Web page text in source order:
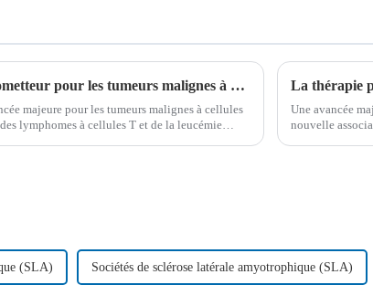
Thérapie CAR-T : un avenir prometteur pour les tumeurs malignes à cellules T
majeure pour les tumeurs malignes à cellules
lymphomes à cellules T et de la leucémie
Une avancée
nouvelle
(SLA) Sociétés de sclérose latérale amyotrophique (SLA)